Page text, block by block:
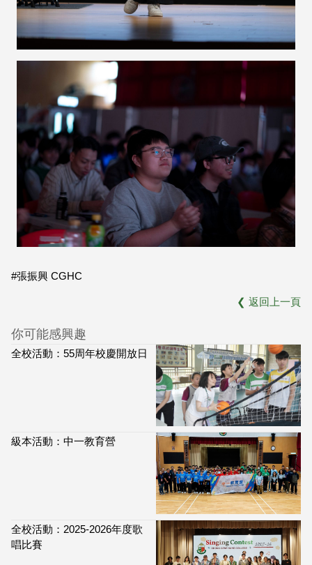
#張振興 CGHC
❮ 返回上一頁
你可能感興趣
全校活動：55周年校慶開放日
級本活動：中一教育營
全校活動：2025-2026年度歌
唱比賽